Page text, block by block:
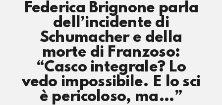
Federica Brignone parla
dell’incidente di
Schumacher e della
morte di Franzoso:
“Casco integrale? Lo
vedo impossibile. E lo sci
è pericoloso, ma…”